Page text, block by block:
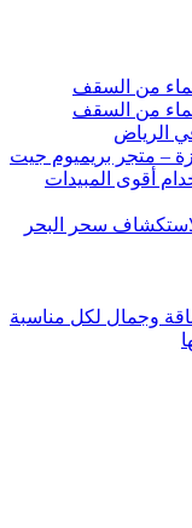
من السقف
من السقف
الرياض
– متجر بريميوم جيت
أقوى المبيدات
سحر البحر
وجمال لكل مناسبة